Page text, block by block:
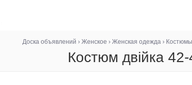
Доска объявлений › Женское › Женская одежда › Костюмы
Костюм двійка